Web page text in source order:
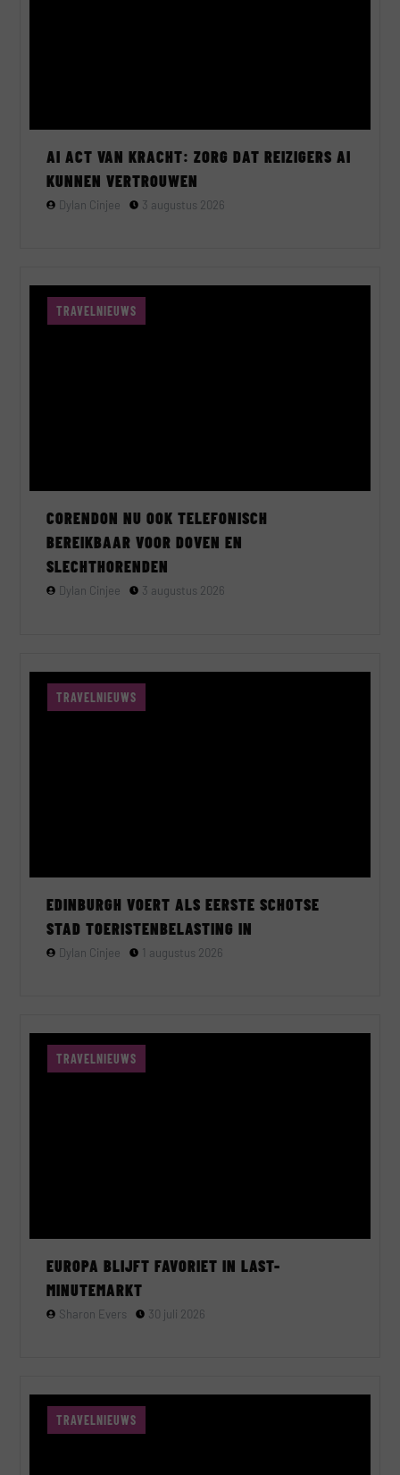
AI ACT VAN KRACHT: ZORG DAT REIZIGERS AI
KUNNEN VERTROUWEN
Dylan Cinjee 3 augustus 2026
TRAVELNIEUWS
CORENDON NU OOK TELEFONISCH
BEREIKBAAR VOOR DOVEN EN
SLECHTHORENDEN
Dylan Cinjee 3 augustus 2026
TRAVELNIEUWS
EDINBURGH VOERT ALS EERSTE SCHOTSE
STAD TOERISTENBELASTING IN
Dylan Cinjee 1 augustus 2026
TRAVELNIEUWS
EUROPA BLIJFT FAVORIET IN LAST-
MINUTEMARKT
Sharon Evers 30 juli 2026
TRAVELNIEUWS